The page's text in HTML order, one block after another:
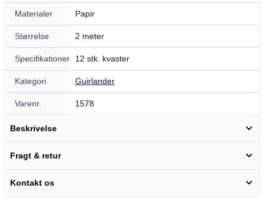
Materialer Papir
Størrelse 2 meter
Specifikationer 12 stk. kvaster
Kategori Guirlander
Varenr. 1578
Beskrivelse
Fragt & retur
Kontakt os